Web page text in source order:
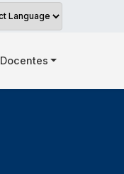
Docentes